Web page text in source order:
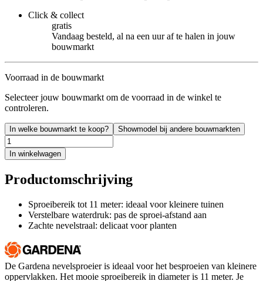
Click & collect
gratis
Vandaag besteld, al na een uur af te halen in jouw
bouwmarkt
Voorraad in de bouwmarkt
Selecteer jouw bouwmarkt om de voorraad in de winkel te
controleren.
In welke bouwmarkt te koop? Showmodel bij andere bouwmarkten
In winkelwagen
Productomschrijving
Sproeibereik tot 11 meter: ideaal voor kleinere tuinen
Verstelbare waterdruk: pas de sproei-afstand aan
Zachte nevelstraal: delicaat voor planten
De Gardena nevelsproeier is ideaal voor het besproeien van kleinere
oppervlakken. Het mooie sproeibereik in diameter is 11 meter. Je